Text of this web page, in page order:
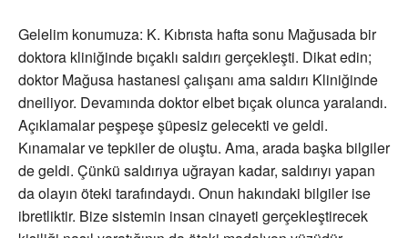
Gelelim konumuza: K. Kıbrısta hafta sonu Mağusada bir
doktora kliniğinde bıçaklı saldırı gerçekleşti. Dikat edin;
doktor Mağusa hastanesi çalışanı ama saldırı Kliniğinde
dneiliyor. Devamında doktor elbet bıçak olunca yaralandı.
Açıklamalar peşpeşe şüpesiz gelecekti ve geldi.
Kınamalar ve tepkiler de oluştu. Ama, arada başka bilgiler
de geldi. Çünkü saldırıya uğrayan kadar, saldırıyı yapan
da olayın öteki tarafındaydı. Onun hakındaki bilgiler ise
ibretliktir. Bize sistemin insan cinayeti gerçekleştirecek